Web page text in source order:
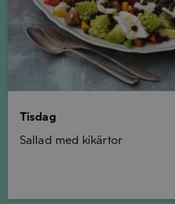
Tisdag
Sallad med kikärtor